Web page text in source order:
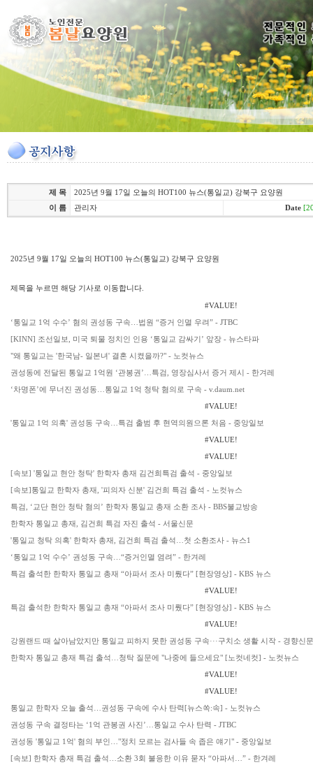
제 목
2025년 9월 17일 오늘의 HOT100 뉴스(통일교) 강북구 요양원
이 름
관리자 Date
2025년 9월 17일 오늘의 HOT100 뉴스(통일교) 강북구 요양원
제목을 누르면 해당 기사로 이동합니다.
#VALUE!
‘통일교 1억 수수’ 혐의 권성동 구속…법원 “증거 인멸 우려” - JTBC
[KINN] 조선일보, 미국 퇴물 정치인 인용 ‘통일교 감싸기’ 앞장 - 뉴스타파
"왜 통일교는 '한국남- 일본녀' 결혼 시켰을까?" - 노컷뉴스
권성동에 전달된 통일교 1억원 ‘관봉권’…특검, 영장심사서 증거 제시 - 한겨레
‘차명폰’에 무너진 권성동…통일교 1억 청탁 혐의로 구속 - v.daum.net
#VALUE!
'통일교 1억 의혹' 권성동 구속…특검 출범 후 현역의원으론 처음 - 중앙일보
#VALUE!
#VALUE!
[속보] '통일교 현안 청탁' 한학자 총재 김건희특검 출석 - 중앙일보
[속보]통일교 한학자 총재, '피의자 신분' 김건희 특검 출석 - 노컷뉴스
특검, ‘교단 현안 청탁 혐의’ 한학자 통일교 총재 소환 조사 - BBS불교방송
한학자 통일교 총재, 김건희 특검 자진 출석 - 서울신문
'통일교 청탁 의혹' 한학자 총재, 김건희 특검 출석…첫 소환조사 - 뉴스1
‘통일교 1억 수수’ 권성동 구속…“증거인멸 염려” - 한겨레
특검 출석한 한학자 통일교 총재 “아파서 조사 미뤘다” [현장영상] - KBS 뉴스
#VALUE!
특검 출석한 한학자 통일교 총재 “아파서 조사 미뤘다” [현장영상] - KBS 뉴스
#VALUE!
강원랜드 때 살아남았지만 통일교 피하지 못한 권성동 구속···구치소 생활 시작 - 경향신문
한학자 통일교 총재 특검 출석…청탁 질문에 "나중에 들으세요" [노컷네컷] - 노컷뉴스
#VALUE!
#VALUE!
통일교 한학자 오늘 출석…권성동 구속에 수사 탄력[뉴스쏙:속] - 노컷뉴스
권성동 구속 결정타는 ‘1억 관봉권 사진’…통일교 수사 탄력 - JTBC
권성동 '통일교 1억' 혐의 부인…"정치 모르는 검사들 속 좁은 얘기" - 중앙일보
[속보] 한학자 총재 특검 출석…소환 3회 불응한 이유 묻자 “아파서…” - 한겨레